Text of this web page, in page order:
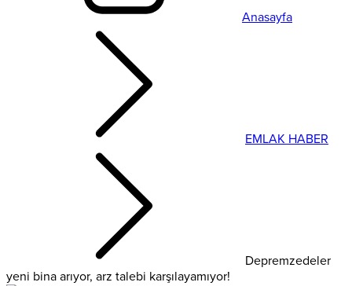
Anasayfa
EMLAK HABER
Depremzedeler
yeni bina arıyor, arz talebi karşılayamıyor!